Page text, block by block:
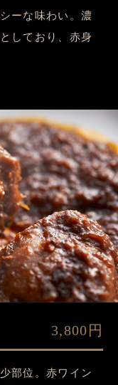
ーな味わい。濃
しており、赤身
3,800円
部位。赤ワイン